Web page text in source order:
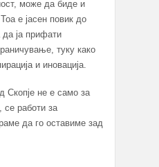
може да биде и
е јасен повик до
да ја прифати
туку како
и иновација.
Скопје не е само за
се работи за
да го оставиме зад